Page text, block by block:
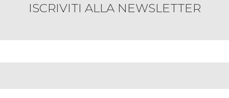
ISCRIVITI ALLA NEWSLETTER